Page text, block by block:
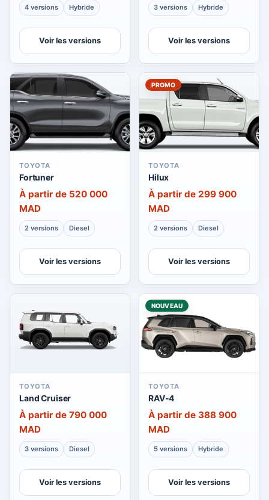
4 versions Hybride
Voir les versions
3 versions Hybride
Voir les versions
TOYOTA
Fortuner
À partir de 520 000
MAD
2 versions Diesel
Voir les versions
PROMO
TOYOTA
Hilux
À partir de 299 900
MAD
2 versions Diesel
Voir les versions
TOYOTA
Land Cruiser
À partir de 790 000
MAD
3 versions Diesel
Voir les versions
NOUVEAU
TOYOTA
RAV-4
À partir de 388 900
MAD
5 versions Hybride
Voir les versions